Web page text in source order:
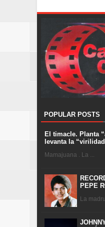
POPULAR POSTS
El timacle. Planta
levanta la
Mamajuana . La ...
PEPE
La